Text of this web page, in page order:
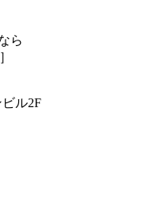
ら
ル2F